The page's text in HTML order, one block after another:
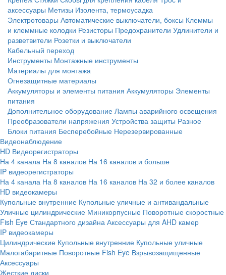
аксессуары Метизы Изолента, термоусадка
Электротовары Автоматические выключатели, боксы Клеммы
и клеммные колодки Резисторы Предохранители Удлинители и
разветвители Розетки и выключатели
Кабельный переход
Инструменты Монтажные инструменты
Материалы для монтажа
Огнезащитные материалы
Аккумуляторы и элементы питания Аккумуляторы Элементы
питания
Дополнительное оборудование Лампы аварийного освещения
Преобразователи напряжения Устройства защиты Разное
Блоки питания Бесперебойные Нерезервированные
Видеонаблюдение
HD Видеорегистраторы
На 4 канала На 8 каналов На 16 каналов и больше
IP видеорегистраторы
На 4 канала На 8 каналов На 16 каналов На 32 и более каналов
HD видеокамеры
Купольные внутренние Купольные уличные и антивандальные
Уличные цилиндрические Миникорпусные Поворотные скоростные
Fish Eye Стандартного дизайна Аксессуары для AHD камер
IP видеокамеры
Цилиндрические Купольные внутренние Купольные уличные
Малогабаритные Поворотные Fish Eye Взрывозащищенные
Аксессуары
Жесткие диски